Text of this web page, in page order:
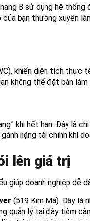
B sử dụng hệ
bạn thường xuyên
khiến diện tích thực
không thể đặt bàn làm
khi hết hạn. Đây là
nặng tài chính khi
lên giá trị
giúp doanh nghiệp dễ
(519 Kim Mã). Đây là
quản lý tại đây tiệm